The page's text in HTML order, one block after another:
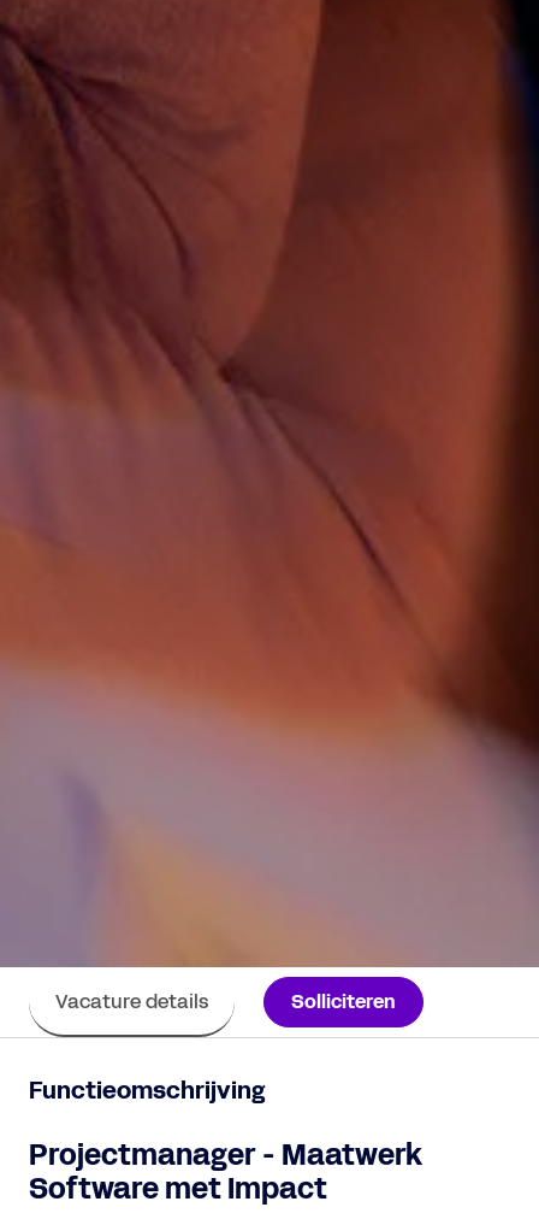
Vacature details Solliciteren
Functieomschrijving
Projectmanager - Maatwerk
Software met Impact